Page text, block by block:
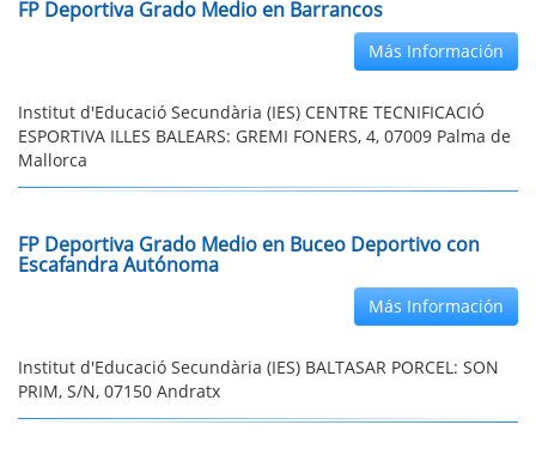
FP Deportiva Grado Medio en Barrancos
Más Información
Institut d'Educació Secundària (IES) CENTRE TECNIFICACIÓ
ESPORTIVA ILLES BALEARS: GREMI FONERS, 4, 07009 Palma de
Mallorca
FP Deportiva Grado Medio en Buceo Deportivo con
Escafandra Autónoma
Más Información
Institut d'Educació Secundària (IES) BALTASAR PORCEL: SON
PRIM, S/N, 07150 Andratx